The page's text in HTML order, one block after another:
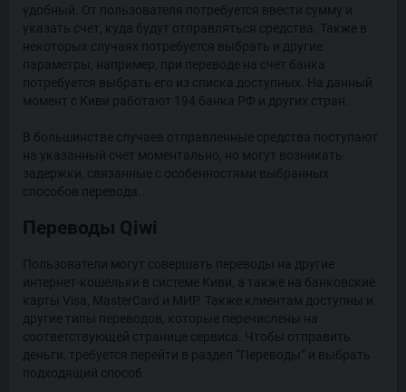
удобный. От пользователя потребуется ввести сумму и
указать счет, куда будут отправляться средства. Также в
некоторых случаях потребуется выбрать и другие
параметры, например, при переводе на счет банка
потребуется выбрать его из списка доступных. На данный
момент с Киви работают 194 банка РФ и других стран.
В большинстве случаев отправленные средства поступают
на указанный счет моментально, но могут возникать
задержки, связанные с особенностями выбранных
способов перевода.
Переводы Qiwi
Пользователи могут совершать переводы на другие
интернет-кошельки в системе Киви, а также на банковские
карты Visa, MasterCard и МИР. Также клиентам доступны и
другие типы переводов, которые перечислены на
соответствующей странице сервиса. Чтобы отправить
деньги, требуется перейти в раздел “Переводы” и выбрать
подходящий способ.